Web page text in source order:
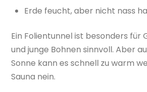
Erde feucht, aber nicht nass
Ein Folientunnel ist besonders für
und junge Bohnen sinnvoll. Aber
Sonne kann es schnell zu warm
Sauna nein.